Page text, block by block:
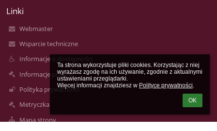
Ta strona wykorzystuje pliki cookies. Korzystając z niej
wyrażasz zgodę na ich używanie, zgodnie z aktualnymi
ustawieniami przeglądarki.
Więcej informacji znajdziesz w Polityce prywatności.
OK
Linki
Webmaster
Wsparcie techniczne
Informacje o dostępności
Informacje prawne
Polityka prywatności
Metryczka
Mapa strony